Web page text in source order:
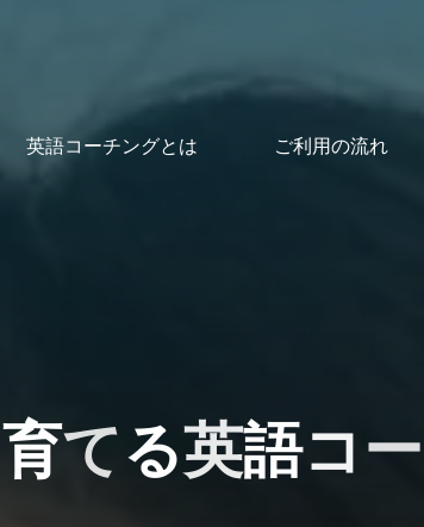
英語コーチングとは ご利用の流れ
育てる英語コー